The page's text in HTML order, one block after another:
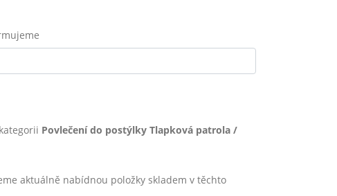
Povlečení do postýlky Tlapková patrola /
aktuálně nabídnou položky skladem v těchto